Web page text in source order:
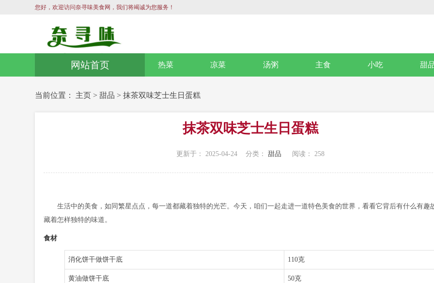
您好，欢迎访问奈寻味美食网，我们将竭诚为您服务！
热菜 凉菜 汤粥 主食 小吃 甜
网站首页
当前位置： 主页 > 甜品 > 抹茶双味芝士生日蛋糕
抹茶双味芝士生日蛋糕
更新于： 2025-04-24 分类：甜品 阅读： 258
生活中的美食，如同繁星点点，每一道都藏着独特的光芒。今天，咱们一起走进一道特色美食的世界，看看它背后有什么有趣
藏着怎样独特的味道。
食材
消化饼干做饼干底 110克
黄油做饼干底 50克